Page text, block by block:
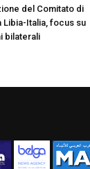
del Comitato di
Libia-Italia, focus su
bilaterali